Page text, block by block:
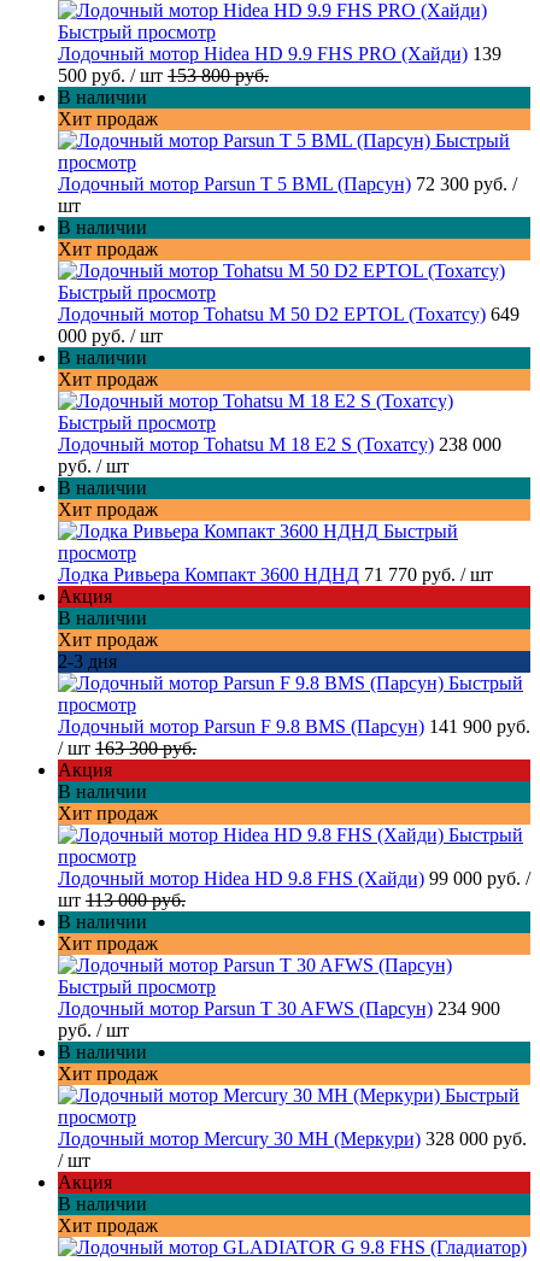
Быстрый просмотр
Лодочный мотор Hidea HD 9.9 FHS PRO (Хайди) 139
500 руб. / шт 153 800 руб.
В наличии
Хит продаж
Быстрый
просмотр
Лодочный мотор Parsun T 5 BML (Парсун) 72 300 руб. /
шт
В наличии
Хит продаж
Быстрый просмотр
Лодочный мотор Tohatsu M 50 D2 EPTOL (Тохатсу) 649
000 руб. / шт
В наличии
Хит продаж
Быстрый просмотр
Лодочный мотор Tohatsu M 18 E2 S (Тохатсу) 238 000
руб. / шт
В наличии
Хит продаж
Быстрый
просмотр
Лодка Ривьера Компакт 3600 НДНД 71 770 руб. / шт
Акция
В наличии
Хит продаж
2-3 дня
Быстрый
просмотр
Лодочный мотор Parsun F 9.8 BMS (Парсун) 141 900 руб.
/ шт 163 300 руб.
Акция
В наличии
Хит продаж
Быстрый
просмотр
Лодочный мотор Hidea HD 9.8 FHS (Хайди) 99 000 руб. /
шт 113 000 руб.
В наличии
Хит продаж
Быстрый просмотр
Лодочный мотор Parsun T 30 AFWS (Парсун) 234 900
руб. / шт
В наличии
Хит продаж
Быстрый
просмотр
Лодочный мотор Mercury 30 MH (Меркури) 328 000 руб.
/ шт
Акция
В наличии
Хит продаж